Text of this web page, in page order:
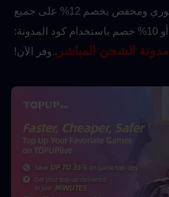
خصم باستخدام كود المدونة:
مدونة الشحن المباشر . وفر الآن!